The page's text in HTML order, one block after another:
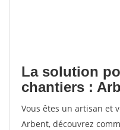
La solution
chantiers :
Vous êtes un artisan et
Arbent, découvrez